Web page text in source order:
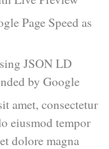
Page Speed as
JSON LD
by Google
amet, consectetur
eiusmod tempor
dolore magna